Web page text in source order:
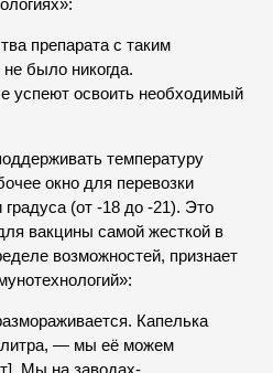
препарата с таким
было никогда.
успеют освоить необходимый
температуру
окно для перевозки
градуса (от -18 до -21). Это
вакцины самой жесткой в
возможностей, признает
Капелька
— мы её можем
Мы на заводах-